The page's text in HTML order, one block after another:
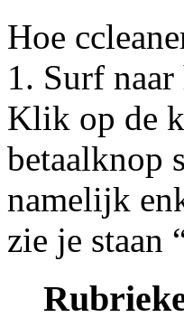
Hoe
1. Surf
Klik op de
betaalknop
namelijk
zie je